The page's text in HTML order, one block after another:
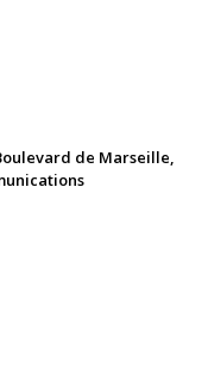
de Marseille,